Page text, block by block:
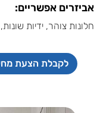
אביזרים אפשריים:
חלונות צוהר, ידיות
לקבלת הצעת